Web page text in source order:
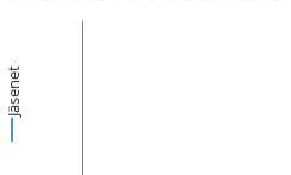
Jäsenet